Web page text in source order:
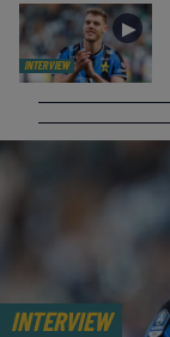
INTERVIEW
►
INTERVIEW